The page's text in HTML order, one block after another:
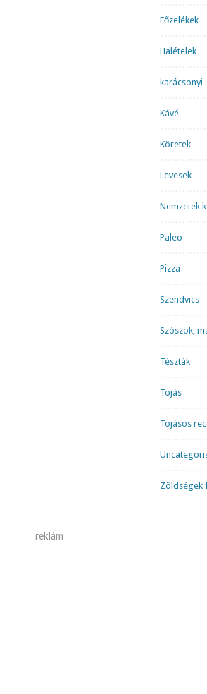
Főzelékek
Halételek
karácsonyi
Kávé
Köretek
Levesek
Nemzetek
Paleo
Pizza
Szendvics
Szószok,
Tészták
Tojás
Tojásos
Zöldségek
reklám